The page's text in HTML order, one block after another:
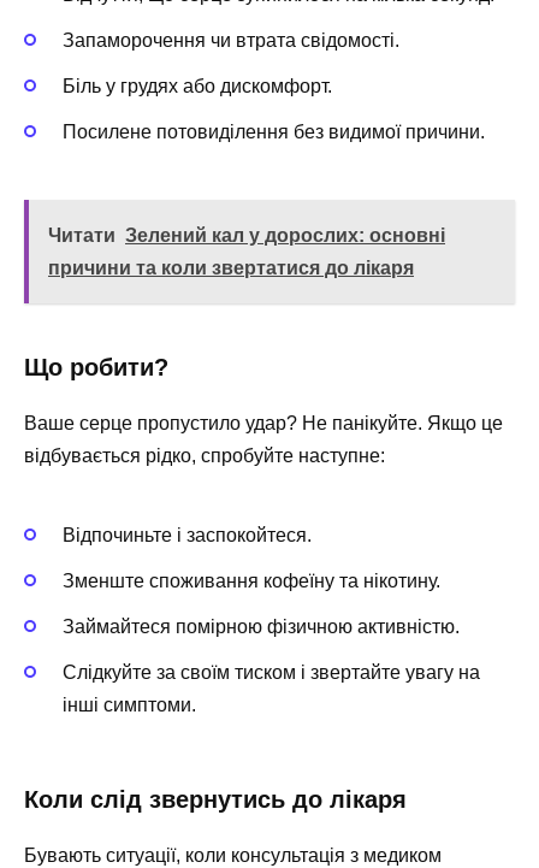
Запаморочення чи втрата свідомості.
Біль у грудях або дискомфорт.
Посилене потовиділення без видимої причини.
Читати Зелений кал у дорослих: основні
причини та коли звертатися до лікаря
Що робити?
Ваше серце пропустило удар? Не панікуйте. Якщо це
відбувається рідко, спробуйте наступне:
Відпочиньте і заспокойтеся.
Зменште споживання кофеїну та нікотину.
Займайтеся помірною фізичною активністю.
Слідкуйте за своїм тиском і звертайте увагу на
інші симптоми.
Коли слід звернутись до лікаря
Бувають ситуації, коли консультація з медиком